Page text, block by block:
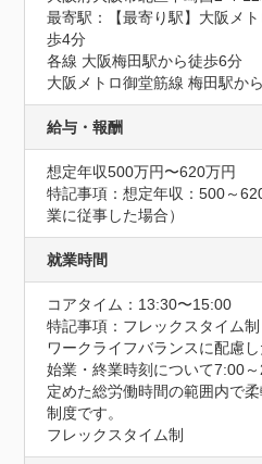
最寄駅：【最寄り駅】大阪メ
歩4分
各線 大阪梅田駅から徒歩6分
大阪メトロ御堂筋線 梅田駅か
給与・報酬
想定年収500万円〜620万円
特記事項：想定年収：500～
業に従事した場合）
就業時間
コアタイム：13:30〜15:00
特記事項：フレックスタイム制
ワークライフバランスに配慮
始業・終業時刻について7:00
定めた総労働時間の範囲内で
制度です。
フレックスタイム制